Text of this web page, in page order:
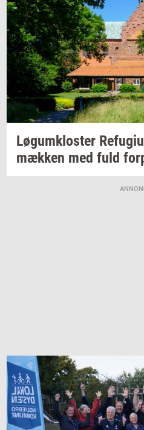
Løgum­klo­ster
mæk­ken med fuld